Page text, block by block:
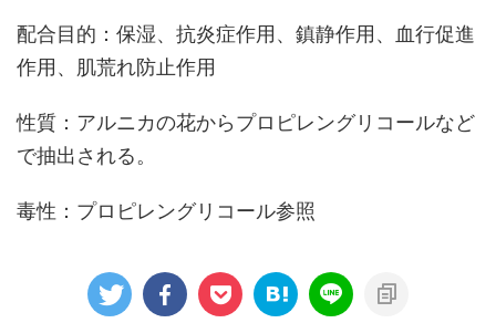
配合目的：保湿、抗炎症作用、鎮静作用、血行促進
作用、肌荒れ防止作用
性質：アルニカの花からプロピレングリコールなど
で抽出される。
毒性：プロピレングリコール参照